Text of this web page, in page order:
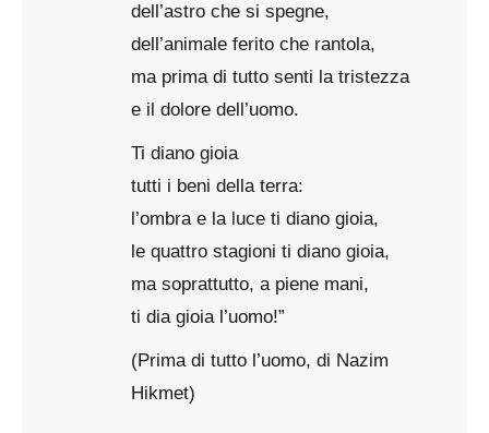
dell’astro che si spegne,
dell’animale ferito che rantola,
ma prima di tutto senti la tristezza
e il dolore dell’uomo.
Ti diano gioia
tutti i beni della terra:
l’ombra e la luce ti diano gioia,
le quattro stagioni ti diano gioia,
ma soprattutto, a piene mani,
ti dia gioia l’uomo!”
(Prima di tutto l’uomo, di Nazim
Hikmet)